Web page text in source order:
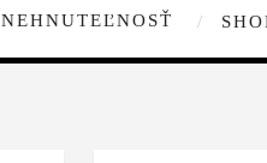
NEHNUTEĽNOSŤ